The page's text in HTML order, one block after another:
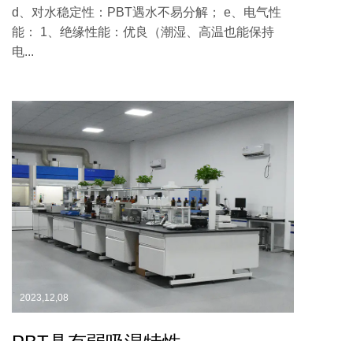
d、对水稳定性：PBT遇水不易分解； e、电气性
能： 1、绝缘性能：优良（潮湿、高温也能保持
电...
2023,12,08